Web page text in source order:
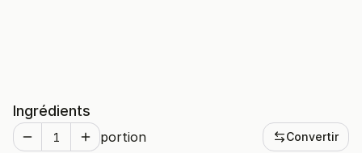
Ingrédients
portion Convertir